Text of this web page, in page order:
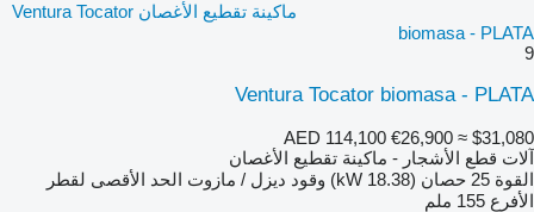
ماكينة تقطيع الأغصان Ventura Tocator
biomasa - PLATA
9
Ventura Tocator biomasa - PLATA
AED 114,100 €26,900 ≈ $31,080
آلات قطع الأشجار - ماكينة تقطيع الأغصان
القوة 25 حصان (18.38 kW) وقود ديزل / مازوت الحد الأقصى لقطر
الأفرع 155 ملم